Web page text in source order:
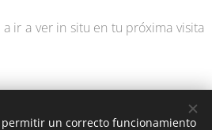
a ir a ver in situ en tu próxima visita
permitir un correcto funcionamiento